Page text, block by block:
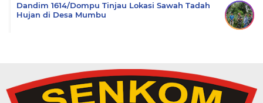
Dandim 1614/Dompu Tinjau Lokasi Sawah Tadah
Hujan di Desa Mumbu